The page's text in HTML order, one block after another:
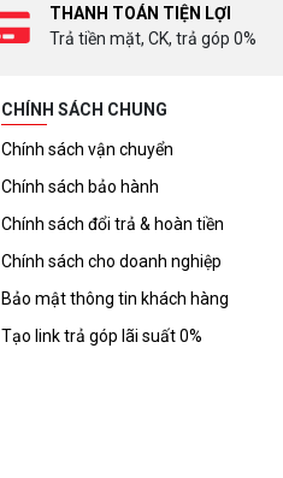
THANH TOÁN TIỆN LỢI
Trả tiền mặt, CK, trả góp 0%
CHÍNH SÁCH CHUNG
Chính sách vận chuyển
Chính sách bảo hành
Chính sách đổi trả & hoàn tiền
Chính sách cho doanh nghiệp
Bảo mật thông tin khách hàng
Tạo link trả góp lãi suất 0%